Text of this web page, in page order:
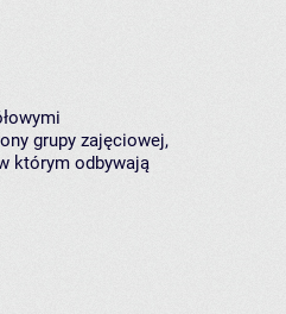
grupy zajęciowej,
którym odbywają